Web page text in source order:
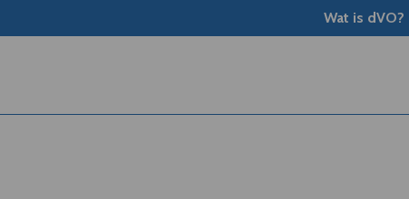
Wat is dVO?